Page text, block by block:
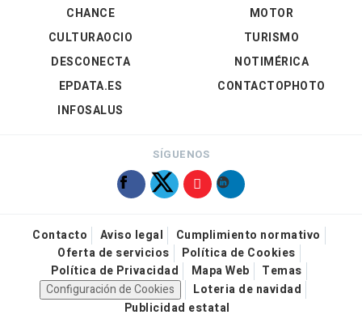
CHANCE
CULTURAOCIO
DESCONECTA
EPDATA.ES
INFOSALUS
MOTOR
TURISMO
NOTIMÉRICA
CONTACTOPHOTO
SÍGUENOS
Contacto Aviso legal
Cumplimiento normativo
Oferta de servicios
Política de Cookies
Política de Privacidad
Mapa Web
Temas
Configuración de Cookies
Loteria de navidad
Publicidad estatal